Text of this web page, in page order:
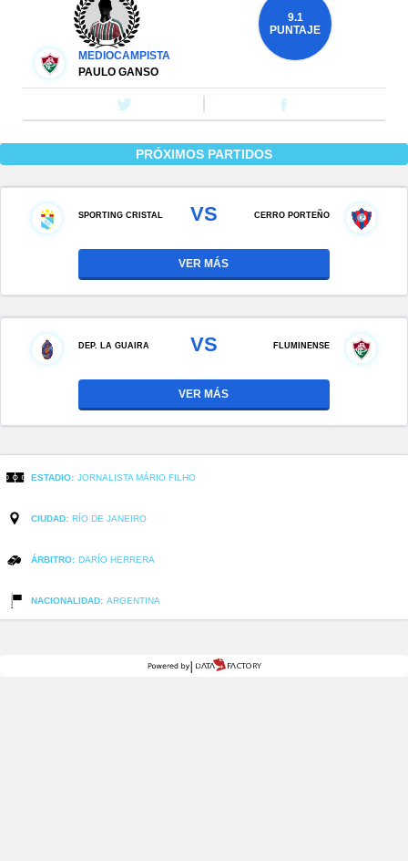
MEDIOCAMPISTA
PAULO GANSO
9.1
PUNTAJE
PRÓXIMOS PARTIDOS
SPORTING CRISTAL VS CERRO PORTEÑO
VER MÁS
DEP. LA GUAIRA VS FLUMINENSE
VER MÁS
ESTADIO: JORNALISTA MÁRIO FILHO
CIUDAD: RÍO DE JANEIRO
ÁRBITRO: DARÍO HERRERA
NACIONALIDAD: ARGENTINA